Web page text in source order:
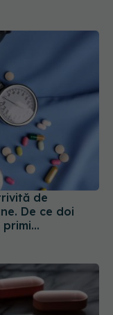
de
De ce doi
primi